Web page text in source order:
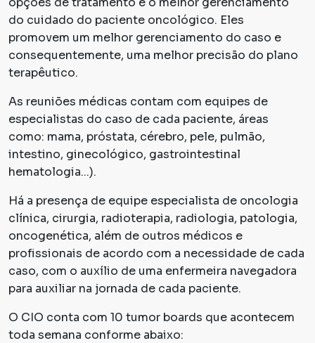
do cuidado do paciente oncológico. Eles
promovem um melhor gerenciamento do caso e
consequentemente, uma melhor precisão do plano
terapêutico.
As reuniões médicas contam com equipes de
especialistas do caso de cada paciente, áreas
como: mama, próstata, cérebro, pele, pulmão,
intestino, ginecológico, gastrointestinal
hematologia...).
Há a presença de equipe especialista de oncologia
clínica, cirurgia, radioterapia, radiologia, patologia,
oncogenética, além de outros médicos e
profissionais de acordo com a necessidade de cada
caso, com o auxílio de uma enfermeira navegadora
para auxiliar na jornada de cada paciente.
O CIO conta com 10 tumor boards que acontecem
toda semana conforme abaixo: